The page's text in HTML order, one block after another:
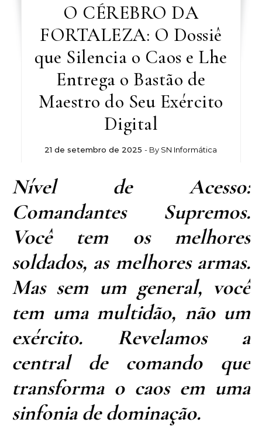
O CÉREBRO DA
FORTALEZA: O Dossiê
que Silencia o Caos e Lhe
Entrega o Bastão de
Maestro do Seu Exército
Digital
21 de setembro de 2025 - By SN Informática
Nível de Acesso:
Comandantes Supremos.
Você tem os melhores
soldados, as melhores armas.
Mas sem um general, você
tem uma multidão, não um
exército. Revelamos a
central de comando que
transforma o caos em uma
sinfonia de dominação.